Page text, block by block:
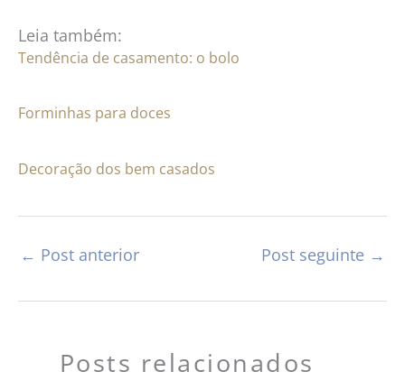
Leia também:
Tendência de casamento: o bolo
Forminhas para doces
Decoração dos bem casados
← Post anterior Post seguinte →
Posts relacionados